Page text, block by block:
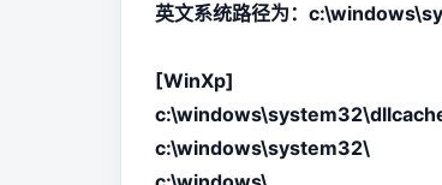
英文系统路径为：
[WinXp]
c:\windows\system32\dllcache
c:\windows\system32\